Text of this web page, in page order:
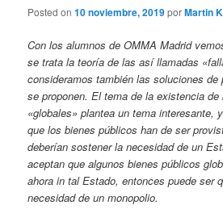
Posted on10 noviembre, 2019porMartin
Con los alumnos de OMMA Madrid
se trata la teoría de las así llamadas
consideramos también las soluciones
se proponen. El tema de la existencia de
«globales» plantea un tema interesante,
que los bienes públicos han de ser
deberían sostener la necesidad de un
aceptan que algunos bienes públicos
ahora in tal Estado, entonces puede ser
necesidad de un monopolio.